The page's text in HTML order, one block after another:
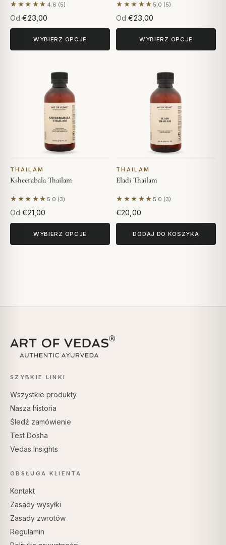
★★★★★ 4.6 (5)
Na podstawie 5 opinii
Od €23,00
WYBIERZ OPCJE
★★★★★ 5.0 (5)
Na podstawie 5 opinii
Od €23,00
WYBIERZ OPCJE
THAILAM
Ksheerabala Thailam
★★★★★ 5.0 (3)
Na podstawie 3 opinii
Od €21,00
WYBIERZ OPCJE
THAILAM
Eladi Thailam
★★★★★ 5.0 (3)
Na podstawie 3 opinii
€20,00
DODAJ DO KOSZYKA
SZYBKIE LINKI
Wszystkie produkty
Nasza historia
Śledź zamówienie
Test Dosha
Vedas Insights
OBSŁUGA KLIENTA
Kontakt
Zasady wysyłki
Zasady zwrotów
Regulamin